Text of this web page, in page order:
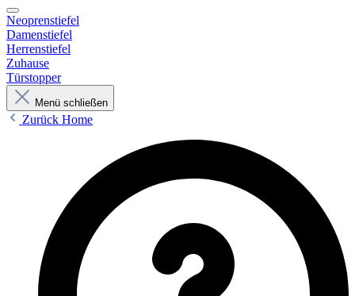
Neoprenstiefel
Damenstiefel
Herrenstiefel
Zuhause
Türstopper
Menü schließen
Zurück Home